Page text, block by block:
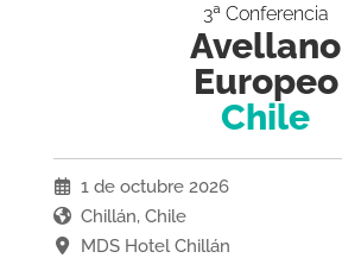
3ª Conferencia
Avellano
Europeo
Chile
1 de octubre 2026
Chillán, Chile
MDS Hotel Chillán